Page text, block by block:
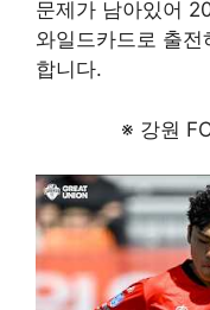
문제가 남아있어
와일드카드로 출
합니다.
※ 강원